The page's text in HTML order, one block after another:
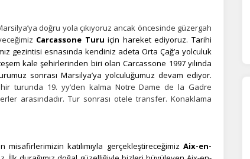
kişiselleştirilmiş bir web deneyimi sunmak için bazı bilgileri tarayıcınızda
doğru yola çıkıyoruz ancak öncesinde güzergah
Carcassone Turu için hareket ediyoruz. Tarihi
gezintisi esnasında kendiniz adeta Orta Çağ’a yolculuk
kale şehirlerinden biri olan Carcassone 1997 yılında
sonrası Marsilya’ya yolculuğumuz devam ediyor.
turunda 19. yy’den kalma Notre Dame de la Gadre
arasındadır. Tur sonrası otele transfer. Konaklama
misafirlerimizin katılımıyla gerçekleştireceğimiz Aix-en-